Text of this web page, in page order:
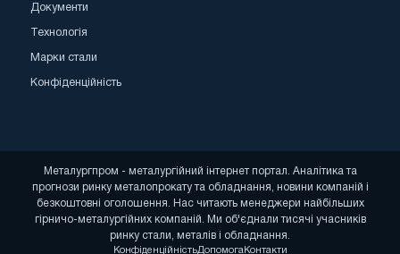
Документи
Технологія
Марки стали
Конфіденційність
Металургпром - металургійний інтернет портал. Аналітика та
прогнози ринку металопрокату та обладнання, новини компаній і
безкоштовні оголошення. Нас читають менеджери найбільших
гірничо-металургійних компаній. Ми об'єднали тисячі учасників
ринку стали, металів і обладнання.
КонфіденційністьДопомога Контакти